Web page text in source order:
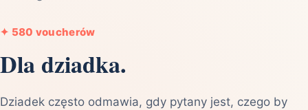
✦ 580 voucherów
Dla dziadka.
Dziadek często odmawia, gdy pytany jest, czego by